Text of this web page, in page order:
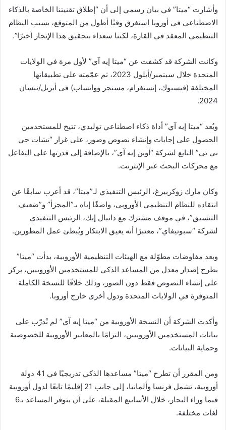
وأشارت “ميتا” في بيان رسمي إلى أن “إطلاق تقنيتنا الخاصة بالذكاء
الاصطناعي في أوروبا استغرق وقتًا أطول من المتوقع، بسبب النظام
التنظيمي المعقد في القارة، لكننا سعداء بتحقيق هذا الإنجاز أخيرًا”.
وكانت الشركة قد كشفت عن “ميتا إيه آي” لأول مرة في الولايات
المتحدة خلال سبتمبر/أيلول 2023، ثم عمّمته على تطبيقاتها
المختلفة (فيسبوك، إنستغرام، مسنجر وواتساب) في أبريل/نيسان
2024.
ويُعد “ميتا إيه آي” أداة ذكاء اصطناعي توليدي، تتيح للمستخدمين
الحصول على إجابات وإنشاء نصوص وصور، على غرار “تشات جي
بي تي” التابع لشركة “أوبن إيه آي”، بالإضافة إلى قدرتها على التفاعل
مع محركات البحث عبر الإنترنت.
وكان مارك زوكربيرغ، الرئيس التنفيذي لـ”ميتا”، قد أعرب سابقًا عن
انتقاده للنظام التنظيمي الأوروبي، واصفًا إياه بـ”المجزأ” و”ضعيف
التنسيق”، في موقف مشترك مع دانيال إيك، الرئيس التنفيذي
لشركة “سبوتيفاي”، معتبرًا أنه يعيق الابتكار ويُبطئ عمل المطورين.
وبعد مفاوضات مطوّلة مع الهيئات التنظيمية الأوروبية، بدأت “ميتا”
بطرح إصدار معدل من المساعد الذكي للمستخدمين الأوروبيين، يركز
على إنشاء النصوص فقط دون الصور، وذلك خلافًا للنسخة الكاملة
المتوفرة في الولايات المتحدة ودول أخرى خارج أوروبا.
وأكدت الشركة أن النسخة الأوروبية من “ميتا إيه آي” لم تُدرّب على
بيانات المستخدمين الأوروبيين، التزامًا بالمعايير الأوروبية للخصوصية
وحماية البيانات.
ومن المقرر أن تطرح “ميتا” مساعدها الذكي تدريجيًا في 41 دولة
أوروبية، تشمل فرنسا وألمانيا، إلى جانب 21 إقليمًا تابعًا لدول أوروبية
فيما وراء البحار، خلال الأسابيع المقبلة، على أن يتوفر المساعد بـ6
لغات مختلفة.